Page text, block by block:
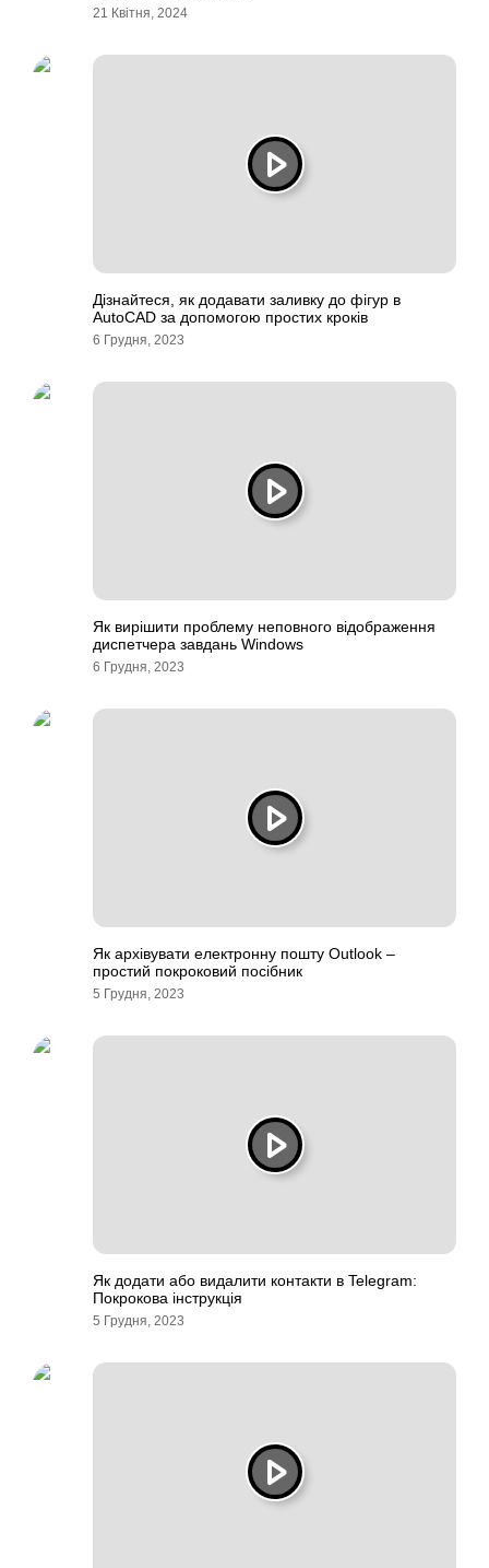
21 Квітня, 2024
Дізнайтеся, як додавати заливку до фігур в
AutoCAD за допомогою простих кроків
6 Грудня, 2023
Як вирішити проблему неповного відображення
диспетчера завдань Windows
6 Грудня, 2023
Як архівувати електронну пошту Outlook –
простий покроковий посібник
5 Грудня, 2023
Як додати або видалити контакти в Telegram:
Покрокова інструкція
5 Грудня, 2023